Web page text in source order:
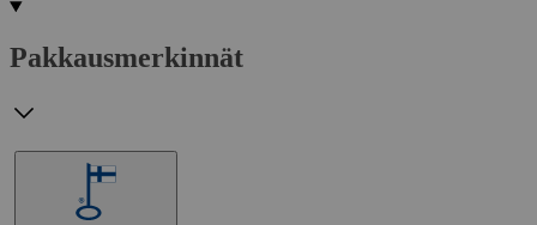
Pakkausmerkinnät